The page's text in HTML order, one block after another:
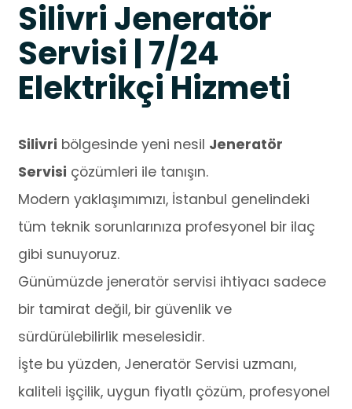
Silivri Jeneratör
Servisi | 7/24
Elektrikçi Hizmeti
Silivri bölgesinde yeni nesil Jeneratör
Servisi çözümleri ile tanışın.
Modern yaklaşımımızı, İstanbul genelindeki
tüm teknik sorunlarınıza profesyonel bir ilaç
gibi sunuyoruz.
Günümüzde jeneratör servisi ihtiyacı sadece
bir tamirat değil, bir güvenlik ve
sürdürülebilirlik meselesidir.
İşte bu yüzden, Jeneratör Servisi uzmanı,
kaliteli işçilik, uygun fiyatlı çözüm, profesyonel